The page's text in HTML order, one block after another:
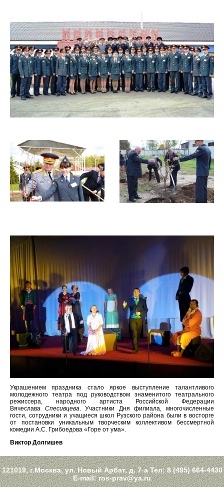
Украшением праздника стало яркое выступление талантливого
молодежного театра под руководством знаменитого театрального
режиссера, народного артиста Российской Федерации
Вячеслава Спесивцева. Участники Дня филиала, многочисленные
гости, сотрудники и учащиеся школ Рузского района были в восторге
от постановки уникальным творческим коллективом бессмертной
комедии А.С. Грибоедова «Горе от ума».
Виктор Долгишев
121019, г.Москва, ул. Новый Арбат, д. 7-а Тел:8 (495) 664-4430
E-mail:ros-prav@ya.ru